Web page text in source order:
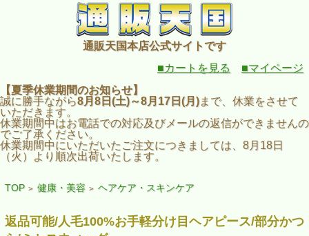
通販天国本店公式サイトです
■カートを見る
■マイページ
【夏季休業期間のお知らせ】
誠に勝手ながら8月8日(土)～8月17日(月)まで、休業をさせて
いただきます。
休業期間中はお電話での対応及びメールの返信ができませんの
でご了承ください。
休業期間中にいただいたご注文につきましては、8月18日
（火）より順次出荷いたします。
TOP > 健康・美容 > ヘアケア・スキンケア
返品可能/人毛100%お手軽分け目ヘアピース/部分かつ